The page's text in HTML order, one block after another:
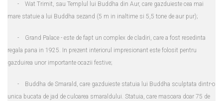
- Wat Trimit, sau Templul lui Buddha din Aur, care gazduieste cea mai
mare statuie a lui Buddha sezand (5 m in inaltime si 5,5 tone de aur pur);
- Grand Palace - este de fapt un complex de cladiri, care a fost resedinta
regala pana in 1925. In prezent interiorul impresionant este folosit pentru
gazduirea unor importante ocazii festive;
- Buddha de Smarald, care gazduieste statuia lui Buddha sculptata dintr-o
unica bucata de jad de culoarea smaraldului. Statuia, care masoara doar 75 de